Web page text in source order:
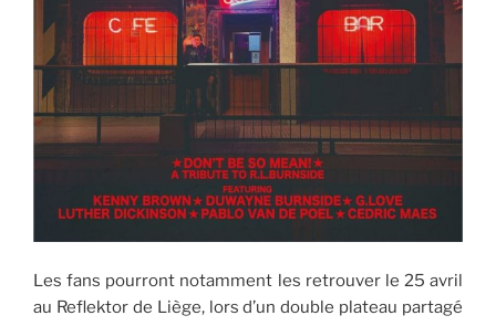
Les fans pourront notamment les retrouver le 25 avril
au Reflektor de Liège, lors d’un double plateau partagé